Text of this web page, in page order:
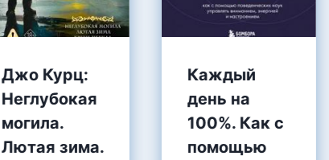
Джо Курц:
Неглубокая
могила.
Лютая зима.
Каждый
день на
100%. Как с
помощью